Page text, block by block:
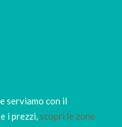
serviamo con il
i prezzi,scopri le zone